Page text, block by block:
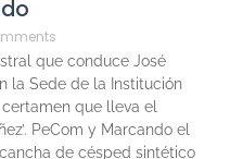
que conduce José
la Sede de la Institución
que lleva el
PeCom y Marcando el
de césped sintético